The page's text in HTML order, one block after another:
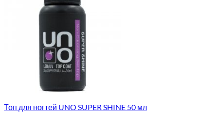
Топ для ногтей UNO SUPER SHINE 50 мл